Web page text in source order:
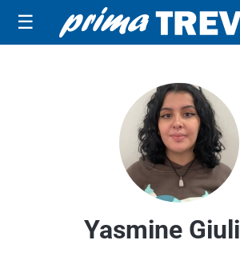
☰
Yasmine